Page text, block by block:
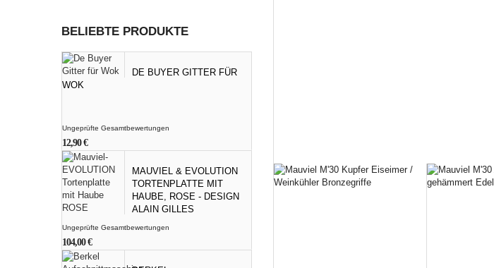
BELIEBTE PRODUKTE
DE BUYER GITTER FÜR
WOK
Ungeprüfte Gesamtbewertungen
12,90€
MAUVIEL & EVOLUTION
TORTENPLATTE MIT
HAUBE, ROSE - DESIGN
ALAIN GILLES
Ungeprüfte Gesamtbewertungen
104,00€